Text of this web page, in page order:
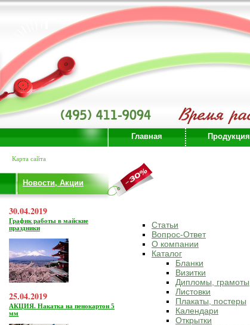
Главная Продукция
Карта сайта
Новости, Акции
30.04.2019
График работы в майские
праздники
25.04.2019
АКЦИЯ. Накатка на пенокартон 5
мм
Статьи
Вопрос-Ответ
О компании
Каталог
Бланки
Визитки
Дипломы, грамоты
Листовки
Плакаты, постеры
Календари
Открытки